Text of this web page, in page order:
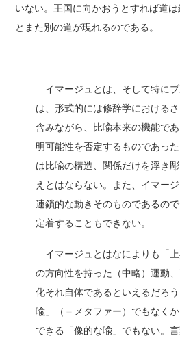
いない。王国に向かおうとすれば道
とまた別の道が現れるのである。
イマージュとは、そして特に
は、形式的には修辞学における
含みながら、比喩本来の機能で
明可能性を否定するものであっ
は比喩の構造、関係だけを浮き
えとはならない。また、イマー
連鎖的な動きそのものであるの
定着することもできない。
イマージュとはなによりも「
の方向性を持った（中略）運動
化それ自体であるといえるだろ
喩」（＝メタファー）でもなく
できる「像的な喩」でもない。